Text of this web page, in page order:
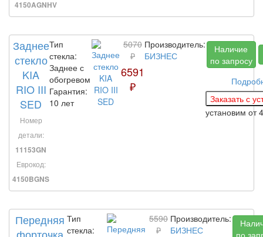
4150AGNHV
Заднее
стекло
KIA
RIO III
SED
Номер
детали:
11153GN
Еврокод:
4150BGNS
Тип
стекла:
Заднее с
обогревом
Гарантия:
10 лет
5070
₽
6591
₽
Производитель:
БИЗНЕС
Наличие
по запросу
установим от
Передняя
форточка
Тип
стекла:
5590
₽
Производитель:
БИЗНЕС
по